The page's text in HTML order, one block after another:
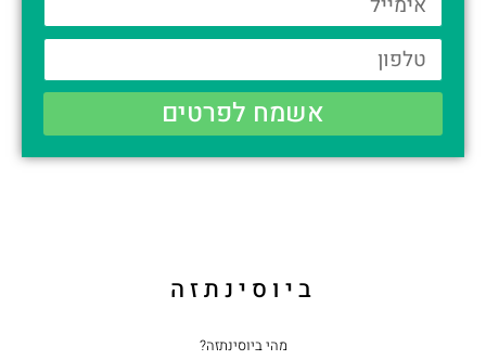
אשמח לפרטים
ביוסינתזה
מהי ביוסינתזה?